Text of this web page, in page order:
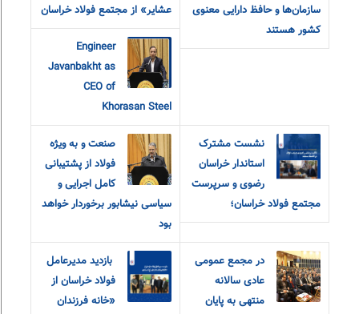
سازمان‌ها و حافظ دارایی معنوی
کشور هستند
عشایر» از مجتمع فولاد خراسان
Engineer
Javanbakht as
CEO of
Khorasan Steel
نشست مشترک
استاندار خراسان
رضوی و سرپرست
مجتمع فولاد خراسان؛
صنعت و به ویژه
فولاد از پشتیبانی
کامل اجرایی و
سیاسی نیشابور برخوردار خواهد
بود
در مجمع عمومی
عادی سالانه
منتهی به پایان
‎ بازدید مدیرعامل
فولاد خراسان از
«خانه فرزندان